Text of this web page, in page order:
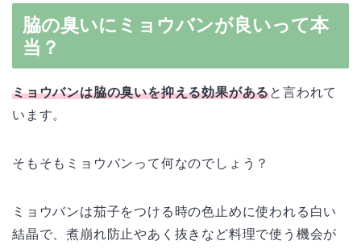
脇の臭いにミョウバンが良いって本
当？
ミョウバンは脇の臭いを抑える効果があると言われて
います。
そもそもミョウバンって何なのでしょう？
ミョウバンは茄子をつける時の色止めに使われる白い
結晶で、煮崩れ防止やあく抜きなど料理で使う機会が